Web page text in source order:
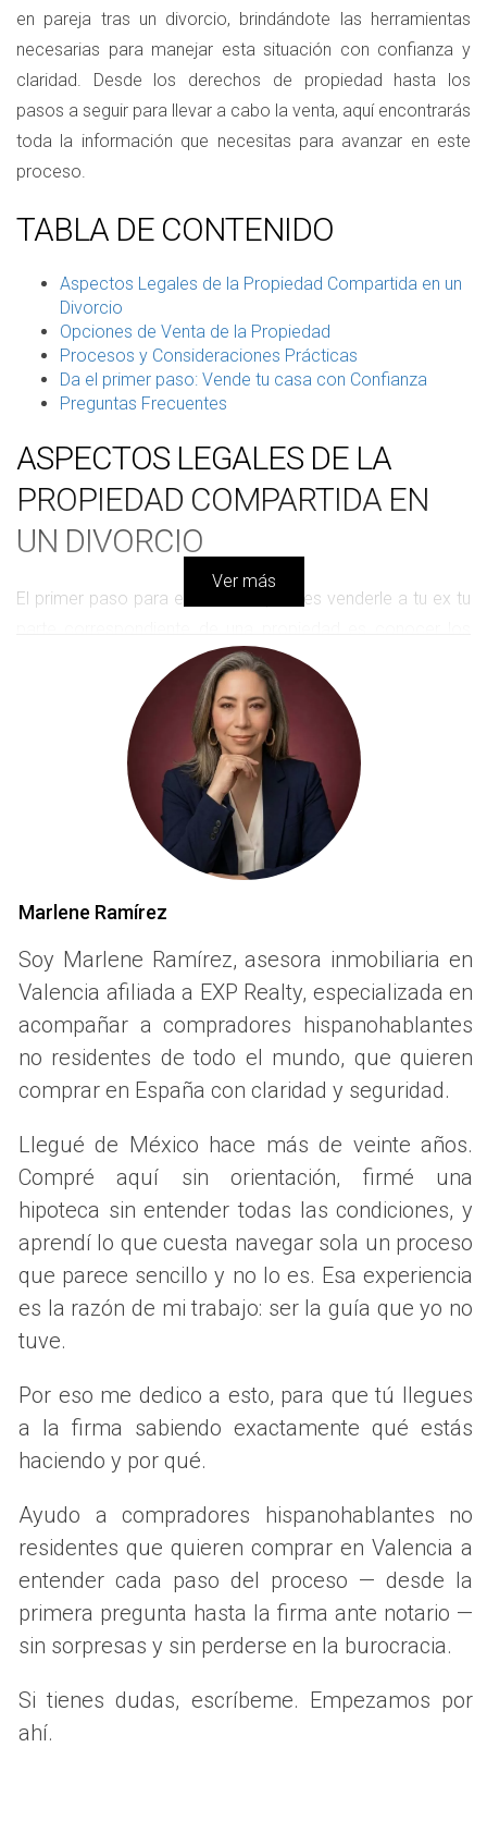
en pareja tras un divorcio, brindándote las herramientas
necesarias para manejar esta situación con confianza y
claridad. Desde los derechos de propiedad hasta los
pasos a seguir para llevar a cabo la venta, aquí encontrarás
toda la información que necesitas para avanzar en este
proceso.
TABLA DE CONTENIDO
Aspectos Legales de la Propiedad Compartida en un
Divorcio
Opciones de Venta de la Propiedad
Procesos y Consideraciones Prácticas
Da el primer paso: Vende tu casa con Confianza
Preguntas Frecuentes
ASPECTOS LEGALES DE LA
PROPIEDAD COMPARTIDA EN
UN DIVORCIO
El primer paso para entender si puedes venderle a tu ex tu
aspectos legales que rodean la propiedad compartida tras
un divorcio en España. La comunidad de bienes es la forma
más común de propiedad compartida. En este caso,
ambos ex cónyuges tienen derechos sobre la propiedad y,
por lo tanto, sus decisiones deben ser consensuadas. Sin
embargo, si uno de los cónyuges desea vender su parte,
existen protocolos a seguir.
cada cónyuge tiene derecho a adjudicarse su parte
proporcional de los bienes gananciales, siempre y cuando
no haya un pacto diferente en el régimen de separación de
bienes. Por lo tanto, si decides vender tu parte, deberás
notificar a tu ex cónyuge y, en caso de que no se llegue a
un acuerdo, podrías solicitar la venta judicial de la
propiedad. Este procedimiento puede resultar largo y
complejo, así que siempre es recomendable contar con
asesoría legal.
OPCIONES DE VENTA DE LA
PROPIEDAD
Una vez que comprendas los aspectos legales, es crucial
Las más comunes incluyen:
Venta directamente a tu ex cónyuge:Si ambos
logran llegar a un acuerdo sobre el precio y las
interferencias externas.
Venta a un tercero:
Si la relación es tensa o no se
llega a un acuerdo, puedes optar por vender tu parte
a un comprador externo. Sin embargo, deberás
notificar a tu ex sobre la intención de vender para que
tenga la oportunidad de adquirir la propiedad si así lo
desea.
venta judicial o subasta puede ser la única opción.
Ver más
Marlene Ramírez
Soy Marlene Ramírez, asesora inmobiliaria en
Valencia afiliada a EXP Realty, especializada en
acompañar a compradores hispanohablantes
no residentes de todo el mundo, que quieren
comprar en España con claridad y seguridad.
Llegué de México hace más de veinte años.
Compré aquí sin orientación, firmé una
hipoteca sin entender todas las condiciones, y
aprendí lo que cuesta navegar sola un proceso
que parece sencillo y no lo es. Esa experiencia
es la razón de mi trabajo: ser la guía que yo no
tuve.
Por eso me dedico a esto, para que tú llegues
a la firma sabiendo exactamente qué estás
haciendo y por qué.
Ayudo a compradores hispanohablantes no
residentes que quieren comprar en Valencia a
entender cada paso del proceso — desde la
primera pregunta hasta la firma ante notario —
sin sorpresas y sin perderse en la burocracia.
Si tienes dudas, escríbeme. Empezamos por
ahí.